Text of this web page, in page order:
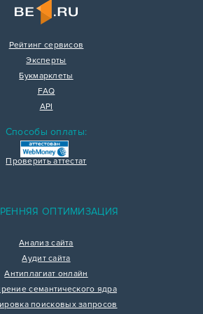
Рейтинг сервисов
Эксперты
Букмарклеты
FAQ
API
Способы оплаты:
Проверить аттестат
ОПТИМИЗАЦИЯ
Анализ сайта
Аудит сайта
Антиплагиат онлайн
семантического ядра
поисковых запросов